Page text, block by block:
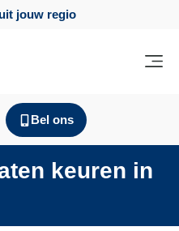
jouw regio
Bel ons
keuren in